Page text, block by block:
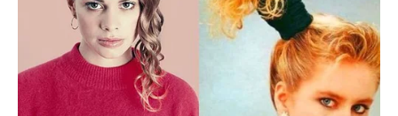
καθηγητή
Την λένε «Κυκλάδες χωρίς πλοίο» και είναι 1
ώρα από Χαλκίδα – Υπερβολή ή όχι;